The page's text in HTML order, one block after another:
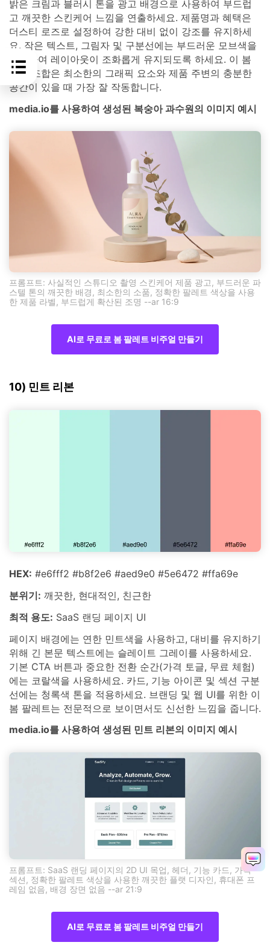
밝은 크림과 블러시 톤을 광고 배경으로 사용하여 부드럽
고 깨끗한 스킨케어 느낌을 연출하세요. 제품명과 혜택은
더스티 로즈로 설정하여 강한 대비 없이 강조를 유지하세
요. 작은 텍스트, 그림자 및 구분선에는 부드러운 모브색을
사용하여 레이아웃이 조화롭게 유지되도록 하세요. 이 봄
색상 조합은 최소한의 그래픽 요소와 제품 주변의 충분한
공간이 있을 때 가장 잘 작동합니다.
media.io를 사용하여 생성된 복숭아 과수원의 이미지 예시
프롬프트: 사실적인 스튜디오 촬영 스킨케어 제품 광고, 부드러운 파
스텔 톤의 깨끗한 배경, 최소한의 소품, 정확한 팔레트 색상을 사용
한 제품 라벨, 부드럽게 확산된 조명 --ar 16:9
AI로 무료로 봄 팔레트 비주얼 만들기
10) 민트 리본
HEX: #e6fff2 #b8f2e6 #aed9e0 #5e6472 #ffa69e
분위기: 깨끗한, 현대적인, 친근한
최적 용도: SaaS 랜딩 페이지 UI
페이지 배경에는 연한 민트색을 사용하고, 대비를 유지하기
위해 긴 본문 텍스트에는 슬레이트 그레이를 사용하세요.
기본 CTA 버튼과 중요한 전환 순간(가격 토글, 무료 체험)
에는 코랄색을 사용하세요. 카드, 기능 아이콘 및 섹션 구분
선에는 청록색 톤을 적용하세요. 브랜딩 및 웹 UI를 위한 이
봄 팔레트는 전문적으로 보이면서도 신선한 느낌을 줍니다.
media.io를 사용하여 생성된 민트 리본의 이미지 예시
프롬프트: SaaS 랜딩 페이지의 2D UI 목업, 헤더, 기능 카드, 가격
섹션, 정확한 팔레트 색상을 사용한 깨끗한 플랫 디자인, 휴대폰 프
레임 없음, 배경 장면 없음 --ar 21:9
AI로 무료로 봄 팔레트 비주얼 만들기